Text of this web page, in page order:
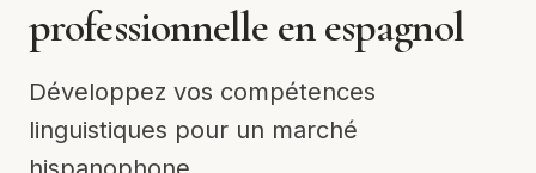
professionnelle en espagnol
Développez vos compétences
linguistiques pour un marché